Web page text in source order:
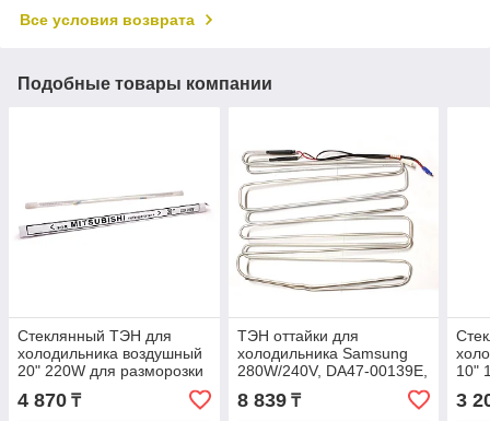
Все условия возврата
Подобные товары компании
Стеклянный ТЭН для
холодильника воздушный
20" 220W для разморозки
испарителя
4 870 ₸
ТЭН оттайки для
холодильника Samsung
280W/240V, DA47-00139E,
33 серия, оригинал
8 839₸
10"
3